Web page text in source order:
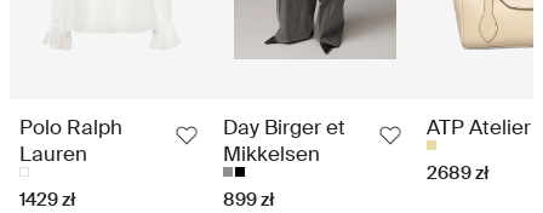
Polo Ralph
Lauren
1429 zł
Day Birger et
Mikkelsen
899 zł
ATP Atelier
2689 zł